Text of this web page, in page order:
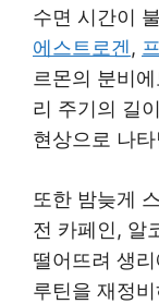
수면 시간이
에스트로겐,
르몬의 분비
리 주기의 길
현상으로 나
또한 밤늦게
전 카페인, 알
떨어뜨려 생
루틴을 재정